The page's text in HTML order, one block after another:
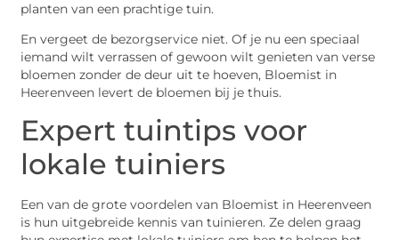
planten van een prachtige tuin.
En vergeet de bezorgservice niet. Of je nu een speciaal
iemand wilt verrassen of gewoon wilt genieten van verse
bloemen zonder de deur uit te hoeven, Bloemist in
Heerenveen levert de bloemen bij je thuis.
Expert tuintips voor
lokale tuiniers
Een van de grote voordelen van Bloemist in Heerenveen
is hun uitgebreide kennis van tuinieren. Ze delen graag